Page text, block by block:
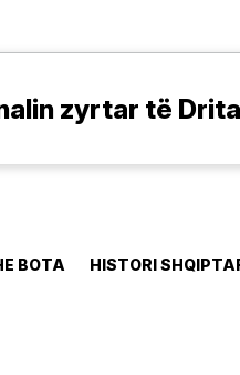
zyrtar të
BOTA HISTORI